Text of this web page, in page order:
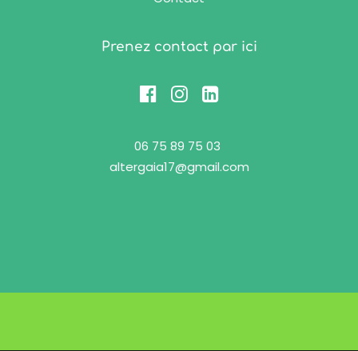
Prenez contact par ici
06 75 89 75 03
altergaia17@gmail.com